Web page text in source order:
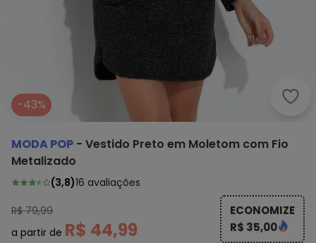
-43%
MODA POP - Vestido Preto em Moletom com Fio
Metalizado
(3,8)16 avaliações
R$ 79,99
a partir de R$ 44,99
ECONOMIZE
R$ 35,00